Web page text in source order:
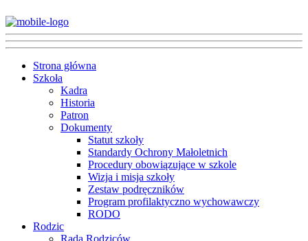
Strona główna
Szkoła
Kadra
Historia
Patron
Dokumenty
Statut szkoły
Standardy Ochrony Małoletnich
Procedury obowiązujące w szkole
Wizja i misja szkoły
Zestaw podręczników
Program profilaktyczno wychowawczy
RODO
Rodzic
Rada Rodziców